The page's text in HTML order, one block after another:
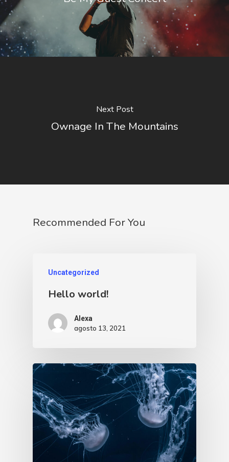
Next Post
Ownage In The Mountains
Recommended For You
Uncategorized
Hello world!
Alexa
agosto 13, 2021